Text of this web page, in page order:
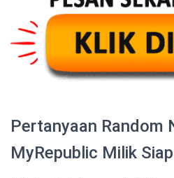
Pertanyaan Random
MyRepublic Milik